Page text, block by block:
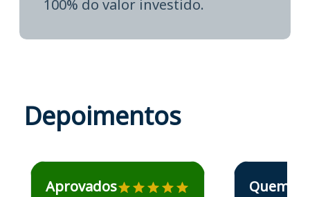
100% do valor investido.
Depoimentos
Estudante José recomenda o Aprova Concursos em
Aprovados
Estudante Elais
Quem